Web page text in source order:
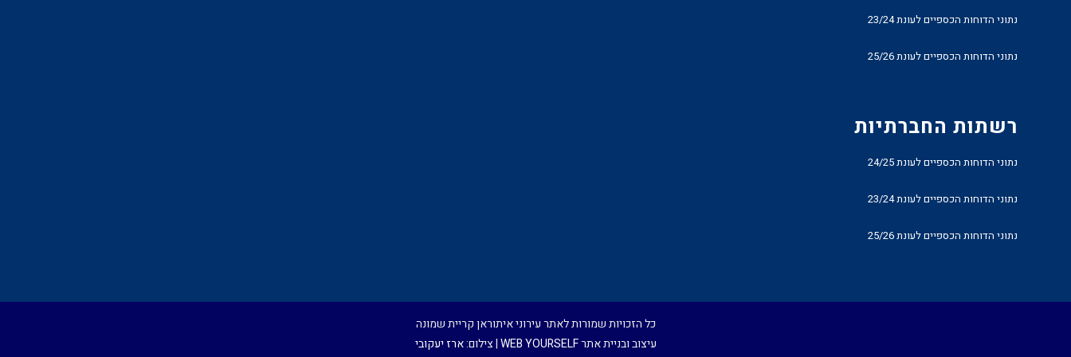
נתוני הדוחות הכספיים לעונת 23/24
נתוני הדוחות הכספיים לעונת 25/26
רשתות החברתיות
נתוני הדוחות הכספיים לעונת 24/25
נתוני הדוחות הכספיים לעונת 23/24
נתוני הדוחות הכספיים לעונת 25/26
כל הזכויות שמורות לאתר עירוני איתוראן קריית שמונה
עיצוב ובניית אתרWEB YOURSELF| צילום:ארז יעקובי